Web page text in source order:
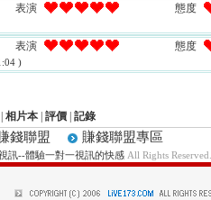
表演 態度
表演 態度
)
相片本 評價 記錄
錢聯盟 賺錢聯盟專區
訊--體驗一對一視訊的快感All Rights Reserved.